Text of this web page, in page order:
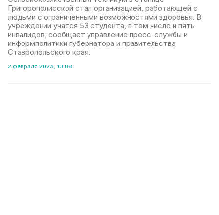
Григорополисской стал организацией, работающей с
людьми с ограниченными возможностями здоровья. В
учреждении учатся 53 студента, в том числе и пять
инвалидов, сообщает управление пресс-службы и
информполитики губернатора и правительства
Ставропольского края.
2 февраля 2023, 10:08